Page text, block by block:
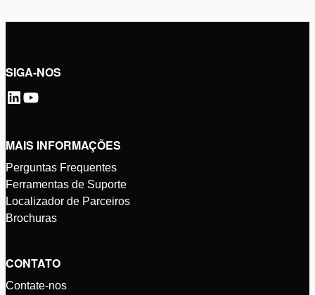
SIGA-NOS
MAIS INFORMAÇÕES
Perguntas Frequentes
Ferramentas de Suporte
Localizador de Parceiros
Brochuras
CONTATO
Contate-nos